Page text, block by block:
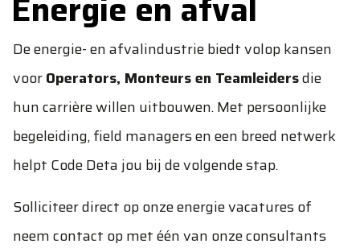
De energie- en afvalindustrie biedt volop kansen
voorOperators, Monteurs en Teamleidersdie
hun carrière willen uitbouwen. Met persoonlijke
begeleiding, field managers en een breed netwerk
helpt Code Deta jou bij de volgende stap.
Solliciteer direct op onze energie vacatures of
neemcontact op met één van onze consultants